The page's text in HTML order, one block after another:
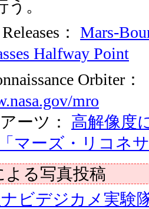
。
： Mars-
Halfway Point
Orbiter：
mro
ーツ： 高解像度
マーズ・リコネ
る写真投稿
ビデジカメ実験